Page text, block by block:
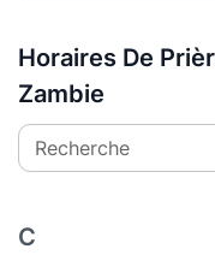
Horaires De
Zambie
Recherche
C